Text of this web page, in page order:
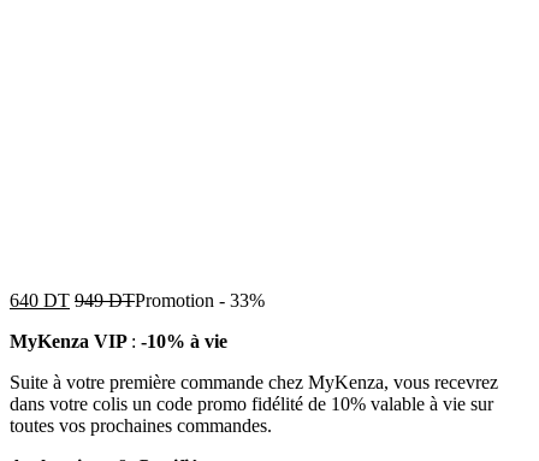
640 DT 949DTPromotion - 33%
MyKenza VIP : -10% à vie
Suite à votre première commande chez MyKenza, vous recevrez
dans votre colis un code promo fidélité de 10% valable à vie sur
toutes vos prochaines commandes.